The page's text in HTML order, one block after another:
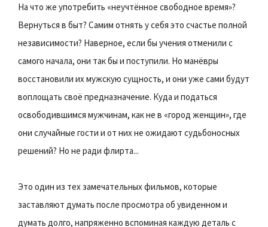
На что же употребить «неучтённое свободное время»?
Вернуться в быт? Самим отнять у себя это счастье полной
независимости? Наверное, если бы учения отменили с
самого начала, они так бы и поступили. Но манёвры
восстановили их мужскую сущность, и они уже сами будут
воплощать своё предназначение. Куда и податься
освободившимся мужчинам, как не в «город женщин», где
они случайные гости и от них не ожидают судьбоносных
решений? Но не ради флирта...
Это один из тех замечательных фильмов, которые
заставляют думать после просмотра об увиденном и
думать долго, напряженно вспоминая каждую деталь с